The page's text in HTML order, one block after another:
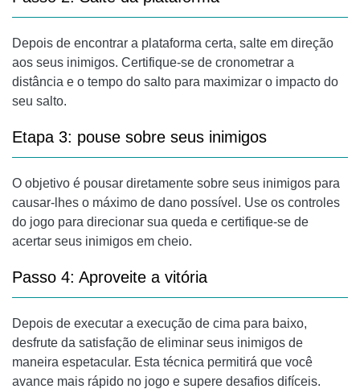
Depois de encontrar a plataforma certa, salte em direção
aos seus inimigos. Certifique-se de cronometrar a
distância e o tempo do salto para maximizar o impacto do
seu salto.
Etapa 3: pouse sobre seus inimigos
O objetivo é pousar diretamente sobre seus inimigos para
causar-lhes o máximo de dano possível. Use os controles
do jogo para direcionar sua queda e certifique-se de
acertar seus inimigos em cheio.
Passo 4: Aproveite a vitória
Depois de executar a execução de cima para baixo,
desfrute da satisfação de eliminar seus inimigos de
maneira espetacular. Esta técnica permitirá que você
avance mais rápido no jogo e supere desafios difíceis.